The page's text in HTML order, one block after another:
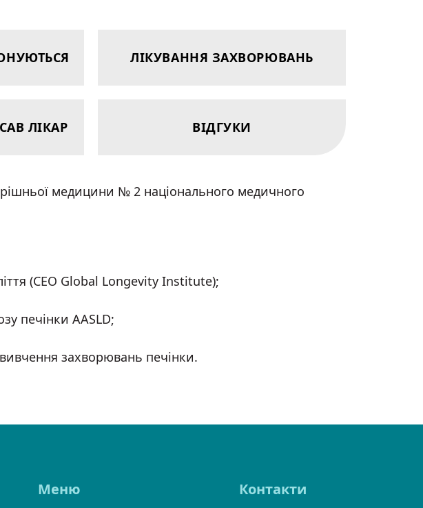
ЛІКУВАННЯ ЗАХВОРЮВАНЬ
ЛІКАР ВІДГУКИ
медицини № 2 національного медичного
(СEO Global Longevity Institute);
печінки AASLD;
вивчення захворювань печінки.
Меню Контакти